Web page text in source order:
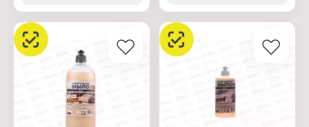
отстирывает самые
различные загрязнения.
Отлично сохраняет
фактуру тканей и
насыщенность цветов
даже после частых
стирок. Придаёт тканям
свежесть и приятный
жидкое
Аромат: "Тропический
коктейль"
Объем: 500 мл